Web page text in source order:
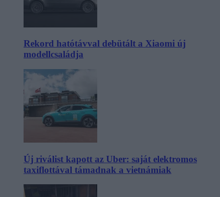
Rekord hatótávval debütált a Xiaomi új
modellcsaládja
Új riválist kapott az Uber: saját elektromos
taxiflottával támadnak a vietnámiak